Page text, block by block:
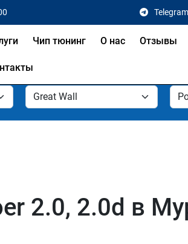
Чип тюнинг О нас Отзывы
2.0, 2.0d в